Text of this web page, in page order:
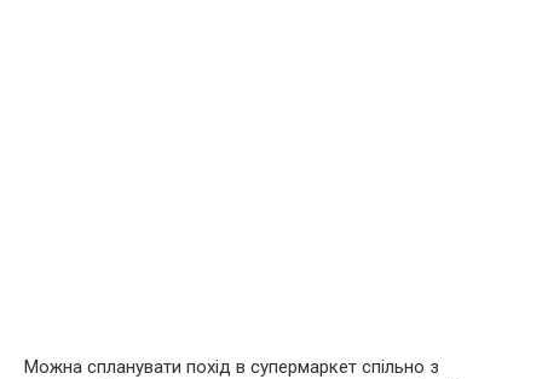
Можна спланувати похід в супермаркет спільно з